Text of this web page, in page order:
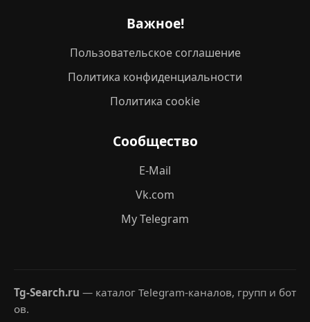
Важное!
Пользовательское соглашение
Политика конфиденциальности
Политика cookie
Сообщество
E-Mail
Vk.com
My Telegram
Tg-Search.ru — каталог Telegram-каналов, групп и бот
ов.